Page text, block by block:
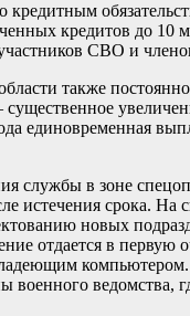
кредитов до 10
СВО и
также
единовременная
службы в зоне
истечения срока.
новых
отдается в
ведомства,